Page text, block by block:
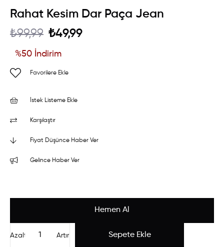
Rahat Kesim Dar Paça Jean
₺99,99 ₺49,99
%50 İndirim
Favorilere Ekle
İstek Listeme Ekle
Karşılaştır
Fiyat Düşünce Haber Ver
Gelince Haber Ver
Artır
Azalt